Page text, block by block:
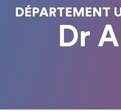
DÉPARTEMENT
Dr